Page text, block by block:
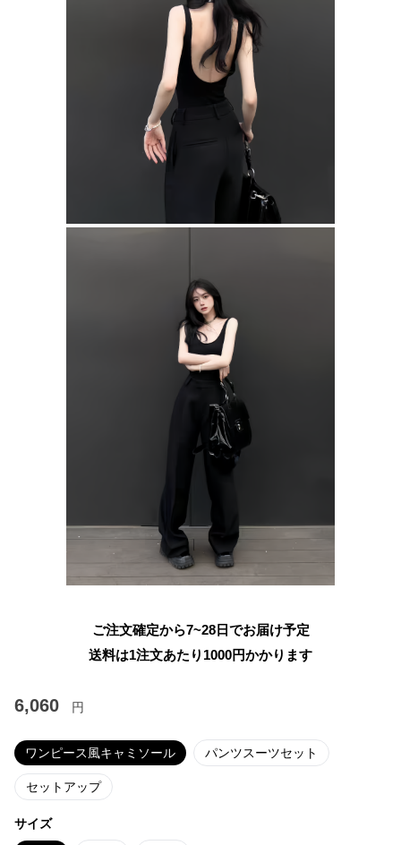
ご注文確定から7~28日でお届け予定
送料は1注文あたり 1000円かかります
6,060 円
ワンピース風キャミソール パンツスーツセット
セットアップ
サイズ